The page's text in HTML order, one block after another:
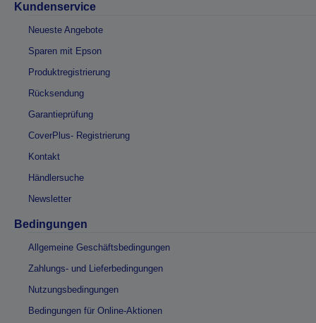
Kundenservice
Neueste Angebote
Sparen mit Epson
Produktregistrierung
Rücksendung
Garantieprüfung
CoverPlus- Registrierung
Kontakt
Händlersuche
Newsletter
Bedingungen
Allgemeine Geschäftsbedingungen
Zahlungs- und Lieferbedingungen
Nutzungsbedingungen
Bedingungen für Online-Aktionen